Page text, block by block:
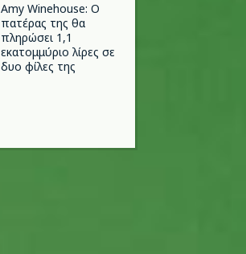
Amy Winehouse: Ο
πατέρας της θα
πληρώσει 1,1
εκατομμύριο λίρες σε
δυο φίλες της